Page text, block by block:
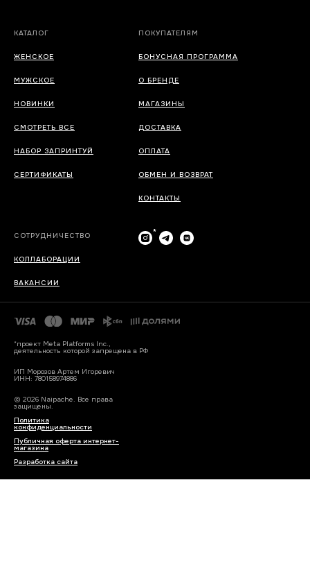
КАТАЛОГ
ЖЕНСКОЕ
МУЖСКОЕ
НОВИНКИ
СМОТРЕТЬ ВСЕ
НАБОР ЗАПРИНТУЙ
СЕРТИФИКАТЫ
ПОКУПАТЕЛЯМ
БОНУСНАЯ ПРОГРАММА
О БРЕНДЕ
МАГАЗИНЫ
ДОСТАВКА
ОПЛАТА
ОБМЕН И ВОЗВРАТ
КОНТАКТЫ
СОТРУДНИЧЕСТВО
КОЛЛАБОРАЦИИ
ВАКАНСИИ
*
*проект Meta Platforms Inc.,
деятельность которой запрещена в РФ
ИП Морозов Артем Игоревич
ИНН: 780158974886
© 2026 Naipache. Все права
защищены.
Политика
конфиденциальности
Публичная оферта интернет-
магазина
Разработка сайта